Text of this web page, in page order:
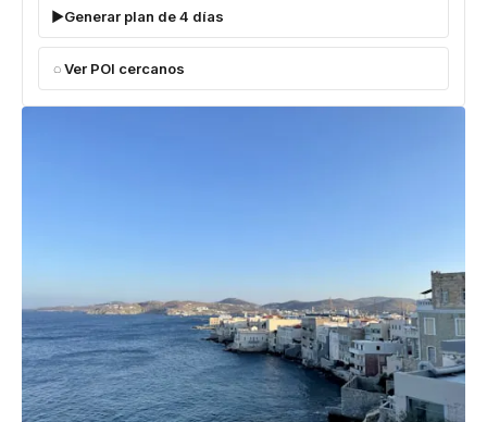
Generar plan de 4 días
Ver POI cercanos